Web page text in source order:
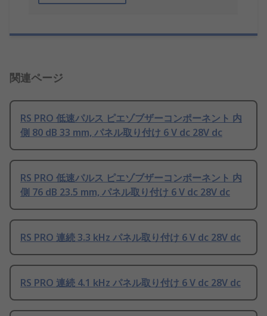
関連ページ
RS PRO 低速パルス ピエゾブザーコンポーネント 内
側 80 dB 33 mm, パネル取り付け 6 V dc 28V dc
RS PRO 低速パルス ピエゾブザーコンポーネント 内
側 76 dB 23.5 mm, パネル取り付け 6 V dc 28V dc
RS PRO 連続 3.3 kHz パネル取り付け 6 V dc 28V dc
RS PRO 連続 4.1 kHz パネル取り付け 6 V dc 28V dc